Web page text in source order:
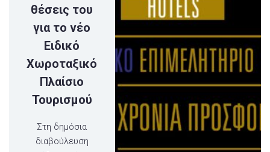
θέσεις του
για το νέο
Ειδικό
Χωροταξικό
Πλαίσιο
Τουρισμού
Στη δημόσια
διαβούλευση